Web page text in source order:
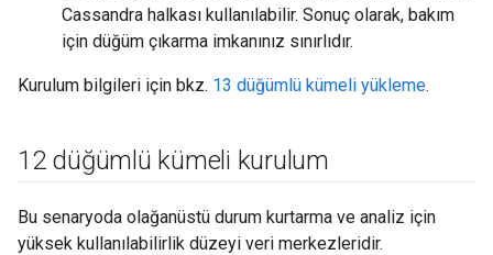
Cassandra halkası kullanılabilir. Sonuç olarak, bakım
için düğüm çıkarma imkanınız sınırlıdır.
Kurulum bilgileri için bkz. 13 düğümlü kümeli yükleme.
12 düğümlü kümeli kurulum
Bu senaryoda olağanüstü durum kurtarma ve analiz için
yüksek kullanılabilirlik düzeyi veri merkezleridir.